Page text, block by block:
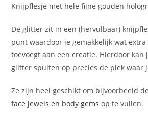
Knijpflesje met hele fijne gouden
De glitter zit in een (hervulbaar)
punt waardoor je gemakkelijk wat
toevoegt aan een creatie. Hierdoor kan
glitter spuiten op precies de plek waar
Ze zijn heel geschikt om bijvoorbeeld
face jewels en body gems op te vullen.